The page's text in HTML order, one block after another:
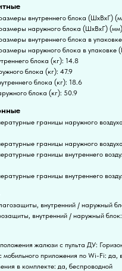
внутреннего блока (ШxВxГ)
наружного блока (ШxВxГ)
внутреннего блока в
наружного блока в
блока (кг): 14.8
блока (кг): 47.9
блока (кг): 18.6
блока (кг): 50.9
границы наружного
границы наружного
границы внутреннего
границы внутреннего
внутренний / наружный
внутренний / наружный
жалюзи с пульта ДУ:
мобильного приложения по Wi-Fi: да,
в комплекте: да, беспроводной